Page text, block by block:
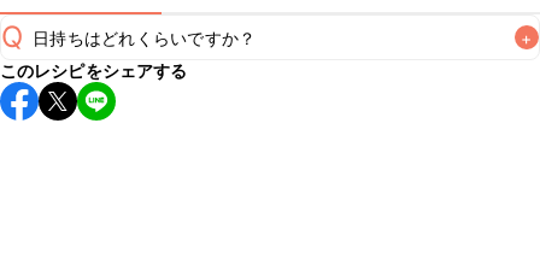
Q 日持ちはどれくらいですか？ +
保存期間は冷蔵で翌日中が目安です。なるべくお早めにお召
し上がりください。
このレシピをシェアする